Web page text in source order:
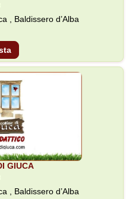
, Baldissero d’Alba
GIUCA
, Baldissero d’Alba